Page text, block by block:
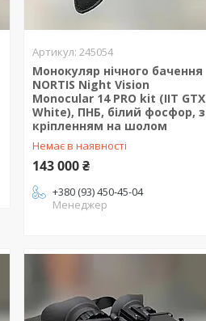
245054
Монокуляр нічного бачення
NORTIS Night Vision
Monocular 14 PRO kit (IIT GTX
White), ПНБ, білий фосфор, з
кріпленням на шолом
Немає в наявності
143 000 ₴
+380 (93) 450-45-04
Менеджер